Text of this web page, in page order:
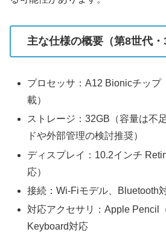
主な仕様の概要（第8世代・
プロセッサ：A12 Bionicチップ
載）
ストレージ：32GB（容量は不
ドや外部管理の検討推奨）
ディスプレイ：10.2インチ
応）
接続：Wi‑Fiモデル、Bluetooth
対応アクセサリ：Apple Pencil
Keyboard対応